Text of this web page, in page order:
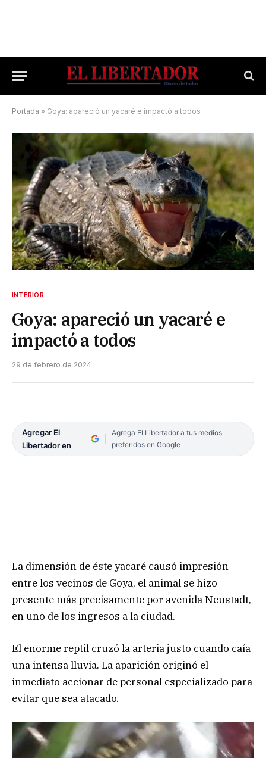
Portada » Goya: apareció un yacaré e impactó a todos
INTERIOR
Goya: apareció un yacaré e
impactó a todos
29 de febrero de 2024
Agregar El
Libertador en
Agrega El Libertador a tus medios
preferidos en Google
La dimensión de éste yacaré causó impresión
entre los vecinos de Goya, el animal se hizo
presente más precisamente por avenida Neustadt,
en uno de los ingresos a la ciudad.
El enorme reptil cruzó la arteria justo cuando caía
una intensa lluvia. La aparición originó el
inmediato accionar de personal especializado para
evitar que sea atacado.